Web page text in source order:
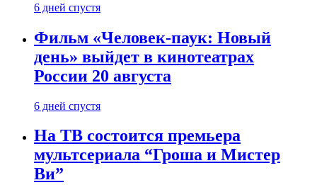
6 дней спустя
Фильм «Человек-паук: Новый
день» выйдет в кинотеатрах
России 20 августа
6 дней спустя
На ТВ состоится премьера
мультсериала “Гроша и Мистер
Ви”